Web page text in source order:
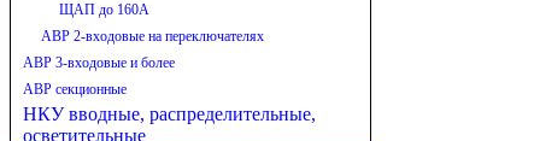
ЩАП до 160А
АВР 2-входовые на переключателях
АВР 3-входовые и более
АВР секционные
НКУ вводные, распределительные,
осветительные